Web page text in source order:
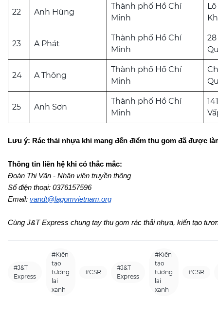
22 Anh Hùng
Thành phố Hồ Chí
Minh
23 A Phát
Thành phố Hồ Chí
Minh
24 A Thông
Thành phố Hồ Chí
Minh
25 Anh Sơn
Thành phố Hồ Chí
Minh
Lưu ý: Rác thải nhựa khi mang đến điểm thu gom đã được
Thông tin liên hệ khi có thắc mắc:
Đoàn Thị Vân - Nhân viên truyền thông
Số điện thoại: 0376157596
Email: vandt@lagomvietnam.org
Cùng J&T Express chung tay thu gom rác thải nhựa, kiến tạo
#J&T
Express
#Kiến
tạo
tương
lai
xanh
#CSR
#J&T
Express
#Kiến
tạo
tương
lai
xanh
#CSR